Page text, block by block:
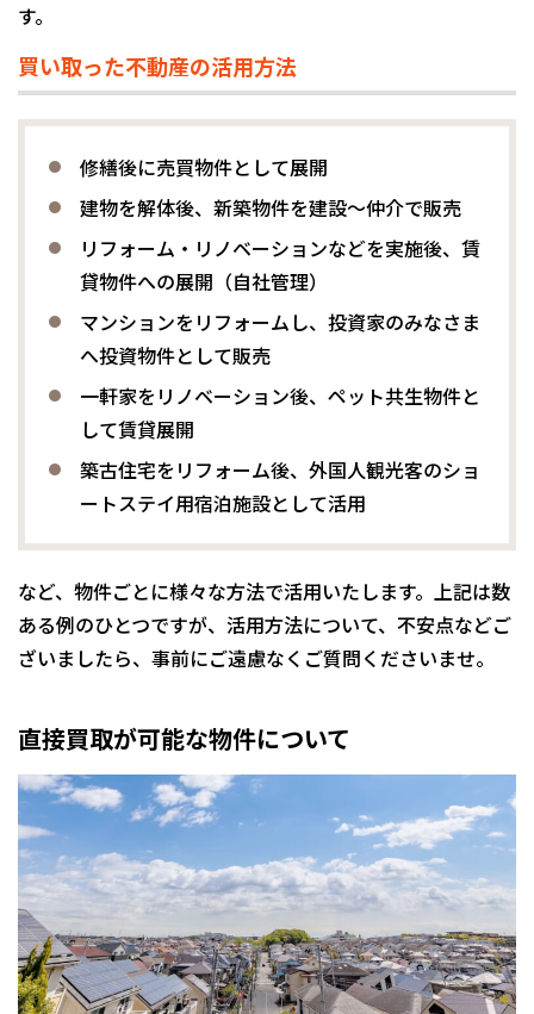
す。
買い取った不動産の活用方法
修繕後に売買物件として展開
建物を解体後、新築物件を建設～仲介で販売
リフォーム・リノベーションなどを実施後、賃
貸物件への展開（自社管理）
マンションをリフォームし、投資家のみなさま
へ投資物件として販売
一軒家をリノベーション後、ペット共生物件と
して賃貸展開
築古住宅をリフォーム後、外国人観光客のショ
ートステイ用宿泊施設として活用
など、物件ごとに様々な方法で活用いたします。上記は数
ある例のひとつですが、活用方法について、不安点などご
ざいましたら、事前にご遠慮なくご質問くださいませ。
直接買取が可能な物件について